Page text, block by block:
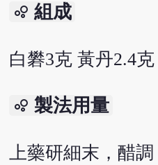
bubble_chart 組成
白礬3克 黃丹2.4
bubble_chart 製法用量
上藥研細末，醋調